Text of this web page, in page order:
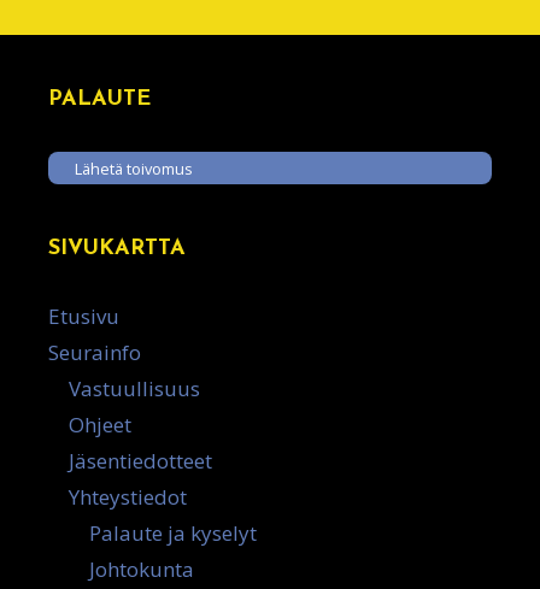
PALAUTE
Lähetä toivomus
SIVUKARTTA
Etusivu
Seurainfo
Vastuullisuus
Ohjeet
Jäsentiedotteet
Yhteystiedot
Palaute ja kyselyt
Johtokunta